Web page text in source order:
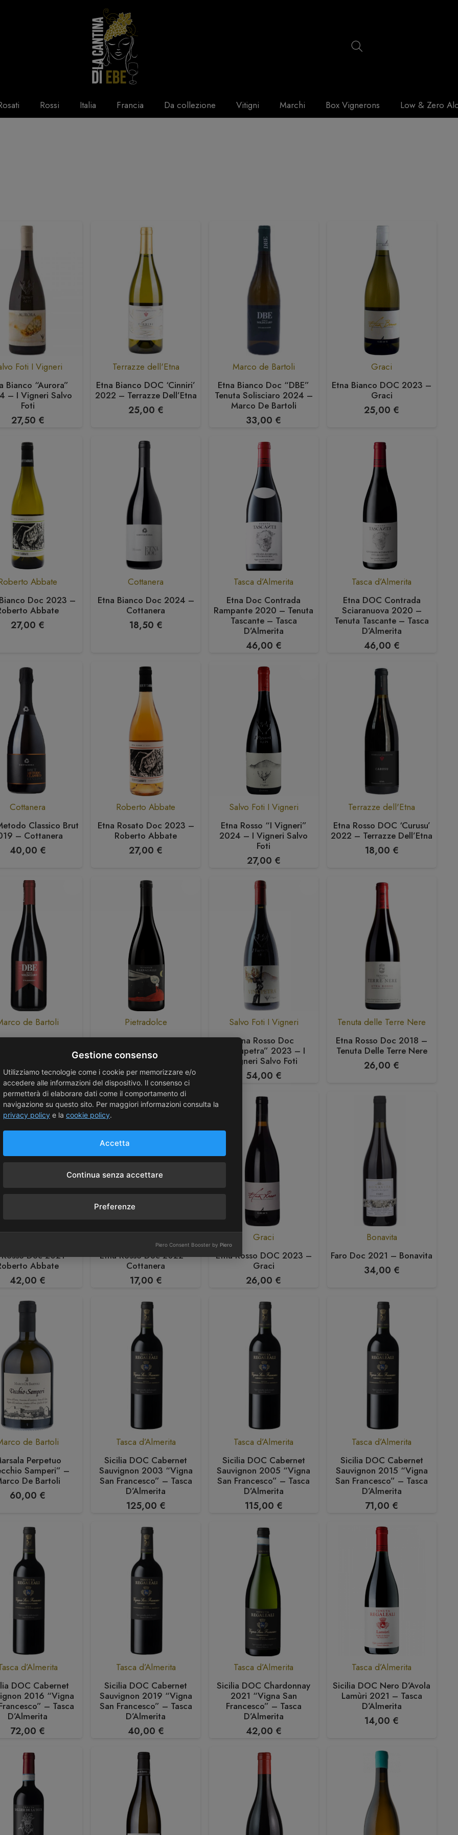
Rossi Italia Francia Da collezione Vitigni Marchi Box Vignerons Low & Zero
Foti I Vigneri
Bianco “Aurora”
– I Vigneri Salvo
Foti
27,50 €
Terrazze dell'Etna
Etna Bianco DOC ‘Cinniri’
2022 – Terrazze Dell’Etna
25,00 €
Marco de Bartoli
Etna Bianco Doc “DBE”
Tenuta Solisciaro 2024 –
Marco De Bartoli
33,00 €
Graci
Etna Bianco DOC 2023 –
Graci
25,00 €
Abbate
Doc 2023 –
Abbate
27,00 €
Cottanera
Etna Bianco Doc 2024 –
Cottanera
18,50 €
Tasca d’Almerita
Etna Doc Contrada
Rampante 2020 – Tenuta
Tascante – Tasca
D’Almerita
46,00 €
Tasca d’Almerita
Etna DOC Contrada
Sciaranuova 2020 –
Tenuta Tascante – Tasca
D’Almerita
46,00 €
Cottanera
Classico Brut
– Cottanera
40,00 €
Roberto Abbate
Etna Rosato Doc 2023 –
Roberto Abbate
27,00 €
Salvo Foti I Vigneri
Etna Rosso “I Vigneri”
2024 – I Vigneri Salvo
Foti
27,00 €
Terrazze dell'Etna
Etna Rosso DOC ‘Curusu’
2022 – Terrazze Dell’Etna
18,00 €
de Bartoli
Rosso Doc “DBE”
Solisciaro 2022 –
35,00€
Pietradolce
Etna Rosso DOC “Vigna
Barbagalli” 2016 –
Pietradolce
185,00€
Salvo Foti I Vigneri
Etna Rosso Doc
“Vinupetra” 2023 – I
Vigneri Salvo Foti
54,00 €
Tenuta delle Terre Nere
Etna Rosso Doc 2018 –
Tenuta Delle Terre Nere
26,00 €
Doc 2021 –
Abbate
42,00 €
Etna Rosso Doc 2022 –
Cottanera
17,00 €
Graci
Etna Rosso DOC 2023 –
Graci
26,00 €
Bonavita
Faro Doc 2021 – Bonavita
34,00 €
de Bartoli
Perpetuo
Samperi” –
De Bartoli
60,00 €
Tasca d’Almerita
Sicilia DOC Cabernet
Sauvignon 2003 “Vigna
San Francesco” – Tasca
D’Almerita
125,00 €
Tasca d’Almerita
Sicilia DOC Cabernet
Sauvignon 2005 “Vigna
San Francesco” – Tasca
D’Almerita
115,00 €
Tasca d’Almerita
Sicilia DOC Cabernet
Sauvignon 2015 “Vigna
San Francesco” – Tasca
D’Almerita
71,00 €
d’Almerita
DOC Cabernet
2016 “Vigna
– Tasca
D’Almerita
72,00 €
Tasca d’Almerita
Sicilia DOC Cabernet
Sauvignon 2019 “Vigna
San Francesco” – Tasca
D’Almerita
40,00 €
Tasca d’Almerita
Sicilia DOC Chardonnay
2021 “Vigna San
Francesco” – Tasca
D’Almerita
42,00 €
Tasca d’Almerita
Sicilia DOC Nero D’Avola
Lamùri 2021 – Tasca
D’Almerita
14,00 €
Gestione consenso
Utilizziamo tecnologie come i cookie per memorizzare e/o
accedere alle informazioni del dispositivo. Il consenso ci
permetterà di elaborare dati come il comportamento di
navigazione su questo sito. Per maggiori informazioni consulta la
privacy policy e la cookie policy.
Accetta
Continua senza accettare
Preferenze
Piero Consent Booster by Piero